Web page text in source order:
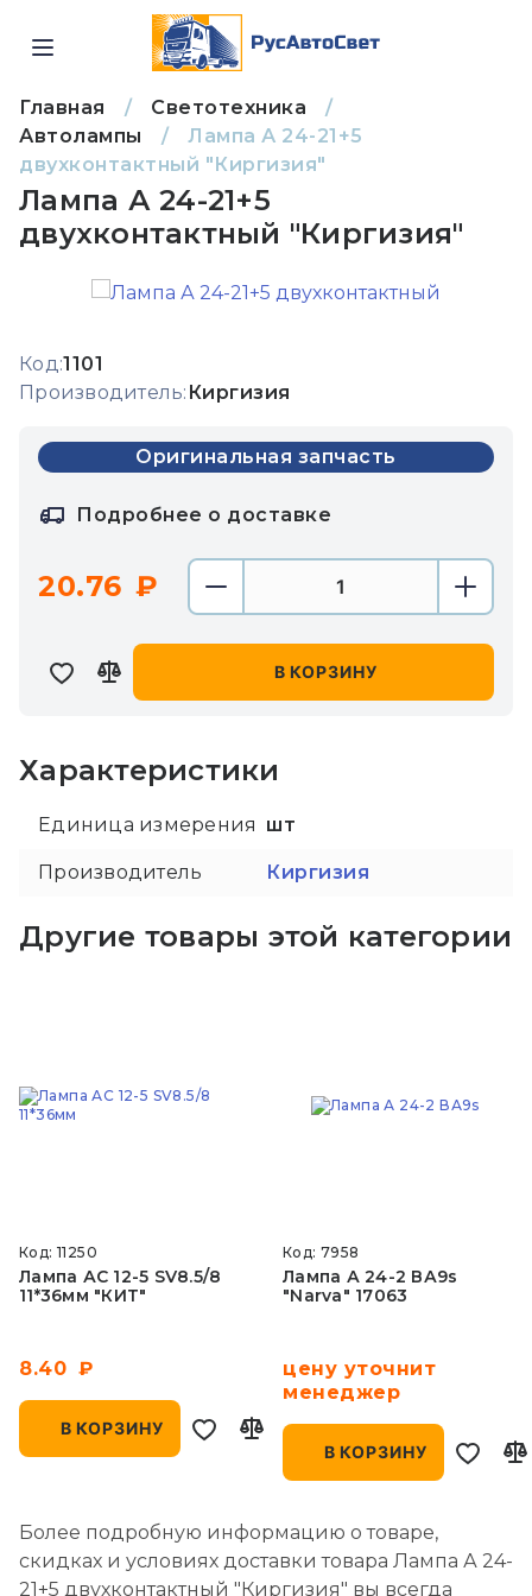
Главная / Светотехника
/
Автолампы
/
Лампа А 24-21+5
двухконтактный "Киргизия"
Лампа А 24-21+5
двухконтактный "Киргизия"
Код:1101
Производитель: Киргизия
Оригинальная запчасть
Подробнее о доставке
20.76
В КОРЗИНУ
Характеристики
Единица измерения шт
Производитель Киргизия
Другие товары этой категории
Код: 11250
Лампа АС 12-5 SV8.5/8
11*36мм "КИТ"
8.40
В КОРЗИНУ
Код: 7958
Лампа А 24-2 ВА9s
"Narva" 17063
цену уточнит
менеджер
В КОРЗИНУ
Более подробную информацию о товаре,
скидках и условиях доставки товара Лампа А 24-
21+5 двухконтактный "Киргизия" вы всегда